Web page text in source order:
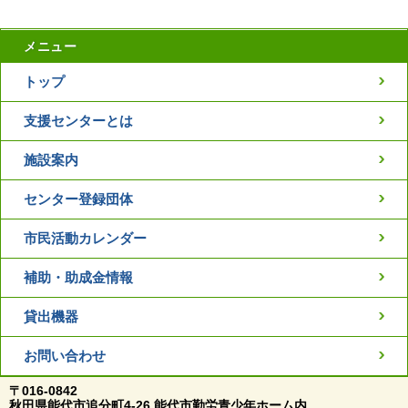
メニュー
トップ
支援センターとは
施設案内
センター登録団体
市民活動カレンダー
補助・助成金情報
貸出機器
お問い合わせ
〒016-0842